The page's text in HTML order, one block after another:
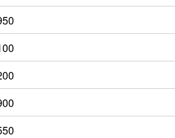
145m² 100m²
200m² 135m²
170m² 100m²
80m² 75m²
170m² 95m²